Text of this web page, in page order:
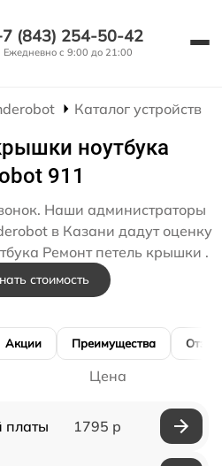
(843) 254-50-42
Ежедневно с 9:00 до 21:00
Каталог устройств
ноутбука
911
Наши администраторы
в Казани дадут оценку
Ремонт петель крышки .
стоимость
Акции Преимущества
Цена
платы 1795 р